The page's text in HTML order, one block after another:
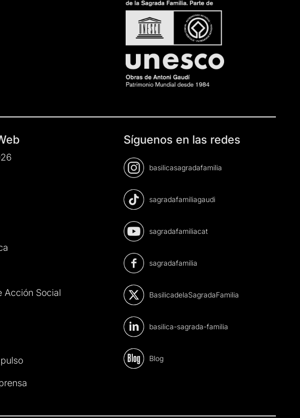
Acción Social
Síguenos en las redes
basilicasagradafamilia
sagradafamiliagaudi
sagradafamiliacat
sagradafamilia
BasilicadelaSagradaFamilia
basilica-sagrada-familia
Blog